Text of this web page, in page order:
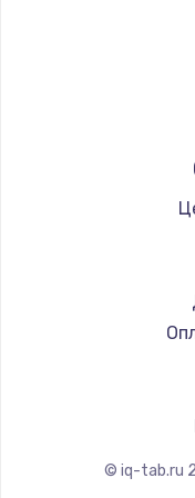
Ремонт
© iq-tab.ru